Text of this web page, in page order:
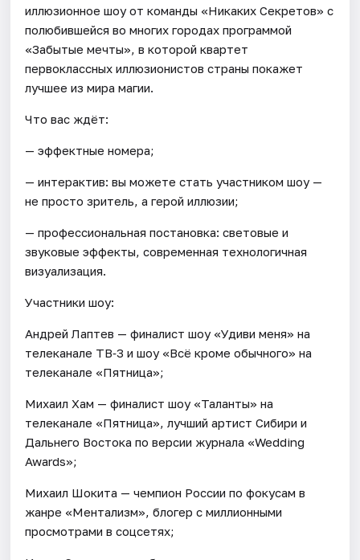
иллюзионное шоу от команды «Никаких Секретов» с
полюбившейся во многих городах программой
«Забытые мечты», в которой квартет
первоклассных иллюзионистов страны покажет
лучшее из мира магии.
Что вас ждёт:
— эффектные номера;
— интерактив: вы можете стать участником шоу —
не просто зритель, а герой иллюзии;
— профессиональная постановка: световые и
звуковые эффекты, современная технологичная
визуализация.
Участники шоу:
Андрей Лаптев — финалист шоу «Удиви меня» на
телеканале ТВ‑3 и шоу «Всё кроме обычного» на
телеканале «Пятница»;
Михаил Хам — финалист шоу «Таланты» на
телеканале «Пятница», лучший артист Сибири и
Дальнего Востока по версии журнала «Wedding
Awards»;
Михаил Шокита — чемпион России по фокусам в
жанре «Ментализм», блогер с миллионными
просмотрами в соцсетях;